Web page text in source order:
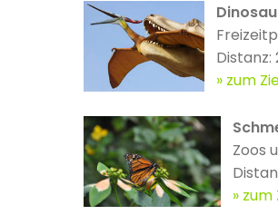
Distanz:
zum
Zoos
zum